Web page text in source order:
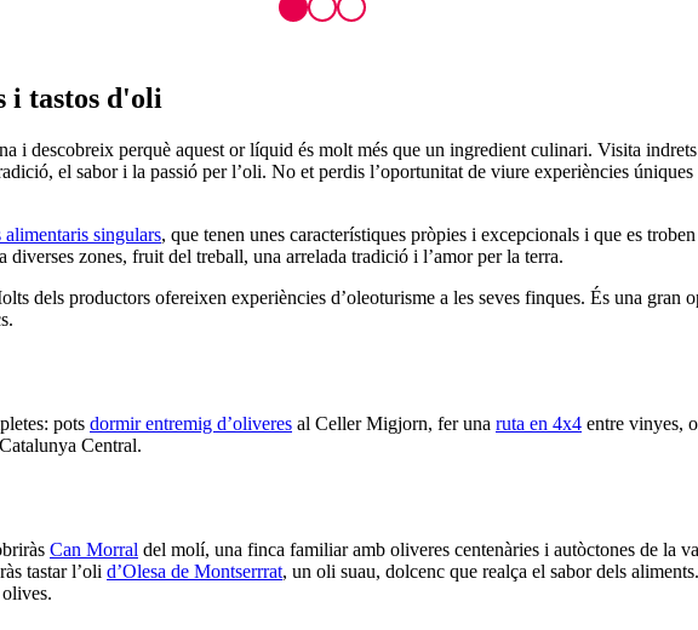
i tastos d'oli
i descobreix perquè aquest or líquid és molt més que un ingredient culinari. Visita
el sabor i la passió per l’oli. No et perdis l’oportunitat de viure experiències
alimentaris singulars, que tenen unes característiques pròpies i excepcionals i que es
diverses zones, fruit del treball, una arrelada tradició i l’amor per la terra.
dels productors ofereixen experiències d’oleoturisme a les seves finques. És una gran
pots dormir entremig d’oliveres al Celler Migjorn, fer una ruta en 4x4 entre vinyes,
Central.
Can Morral del molí, una finca familiar amb oliveres centenàries i autòctones de la
tastar l’oli d’Olesa de Montserrrat, un oli suau, dolcenc que realça el sabor dels